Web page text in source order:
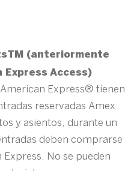
(anteriormente
Express Access)
American Express® tienen
reservadas Amex
y asientos, durante un
deben comprarse
No se pueden